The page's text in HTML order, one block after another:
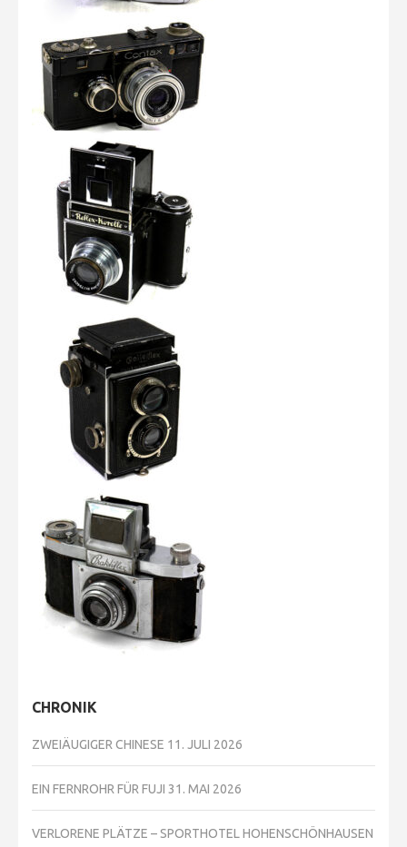
CHRONIK
ZWEIÄUGIGER CHINESE 11. JULI 2026
EIN FERNROHR FÜR FUJI 31. MAI 2026
VERLORENE PLÄTZE – SPORTHOTEL HOHENSCHÖNHAUSEN